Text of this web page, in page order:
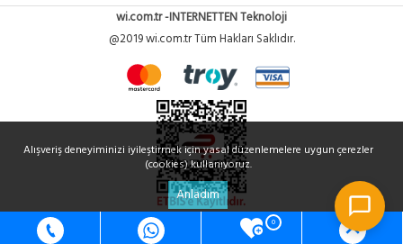
0
wi.com.tr -INTERNETTEN Teknoloji
@2019 wi.com.tr Tüm Hakları Saklıdır.
Alışveriş deneyiminizi iyileştirmek için yasal düzenlemelere uygun çerezler
(cookies) kullanıyoruz.
Anladım